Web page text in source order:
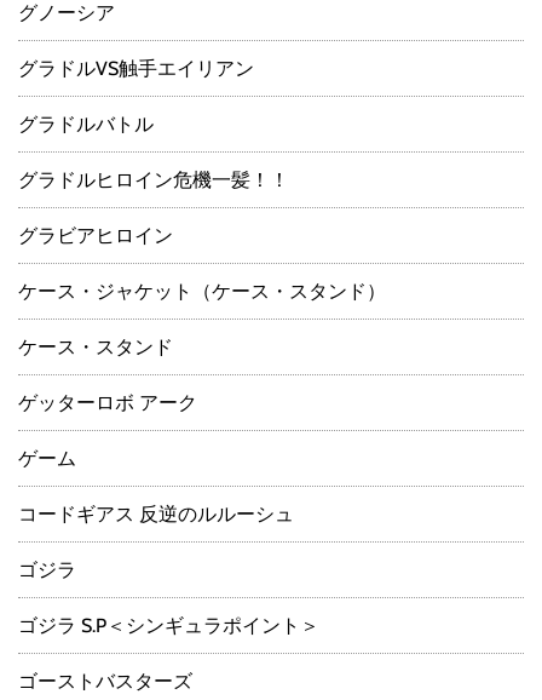
グノーシア
グラドルVS触手エイリアン
グラドルバトル
グラドルヒロイン危機一髪！！
グラビアヒロイン
ケース・ジャケット（ケース・スタンド）
ケース・スタンド
ゲッターロボ アーク
ゲーム
コードギアス 反逆のルルーシュ
ゴジラ
ゴジラ S.P＜シンギュラポイント＞
ゴーストバスターズ